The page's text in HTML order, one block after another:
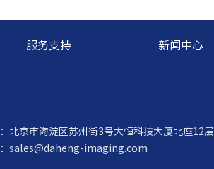
服务支持 新闻中心
北京市海淀区苏州街3号大恒科技大厦北座12层
sales@daheng-imaging.com